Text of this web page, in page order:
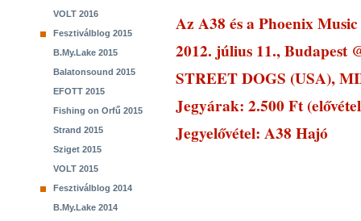
VOLT 2016
Fesztiválblog 2015
B.My.Lake 2015
Balatonsound 2015
EFOTT 2015
Fishing on Orfű 2015
Strand 2015
Sziget 2015
VOLT 2015
Fesztiválblog 2014
B.My.Lake 2014
Az A38 és a Phoenix
2012. július 11., Budapest
STREET DOGS (USA),
Jegyárak: 2.500 Ft
Jegyelővétel: A38 Hajó